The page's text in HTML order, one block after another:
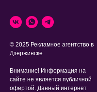
© 2025 Рекламное агентство в
Дзержинске
Внимание! Информация на
сайте не является публичной
офертой. Данный интернет